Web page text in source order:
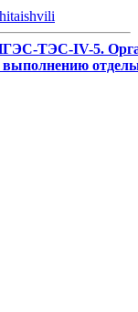
ТЭС-IV-5.
выполнению